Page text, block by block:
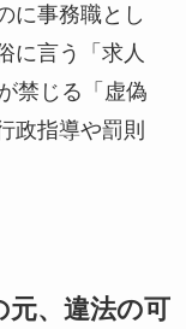
に事務職とし
に言う「求人
禁じる「虚偽
政指導や罰則
元、違法の可